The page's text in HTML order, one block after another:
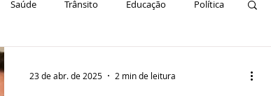
Saúde Trânsito Educação Política
23 de abr. de 2025 2 min de leitura